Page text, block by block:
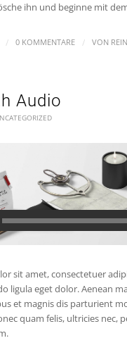
ihn und beginne mit
/ 0 KOMMENTARE / VON
Audio
sit amet, consectetuer
ligula eget dolor. Aenean
et magnis dis parturient
quam felis, ultricies nec,